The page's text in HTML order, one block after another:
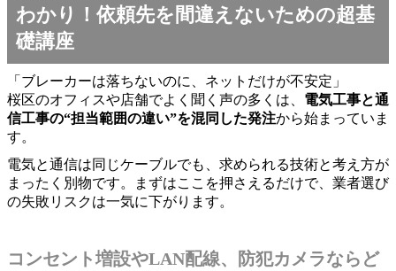
わかり！依頼先を間違えないための超基
礎講座
「ブレーカーは落ちないのに、ネットだけが不安定」
桜区のオフィスや店舗でよく聞く声の多くは、 電気工事と通
信工事の“担当範囲の違い”を混同した発注から始まっていま
す。
電気と通信は同じケーブルでも、求められる技術と考え方が
まったく別物です。まずはここを押さえるだけで、業者選び
の失敗リスクは一気に下がります。
コンセント増設やLAN配線、防犯カメラならど